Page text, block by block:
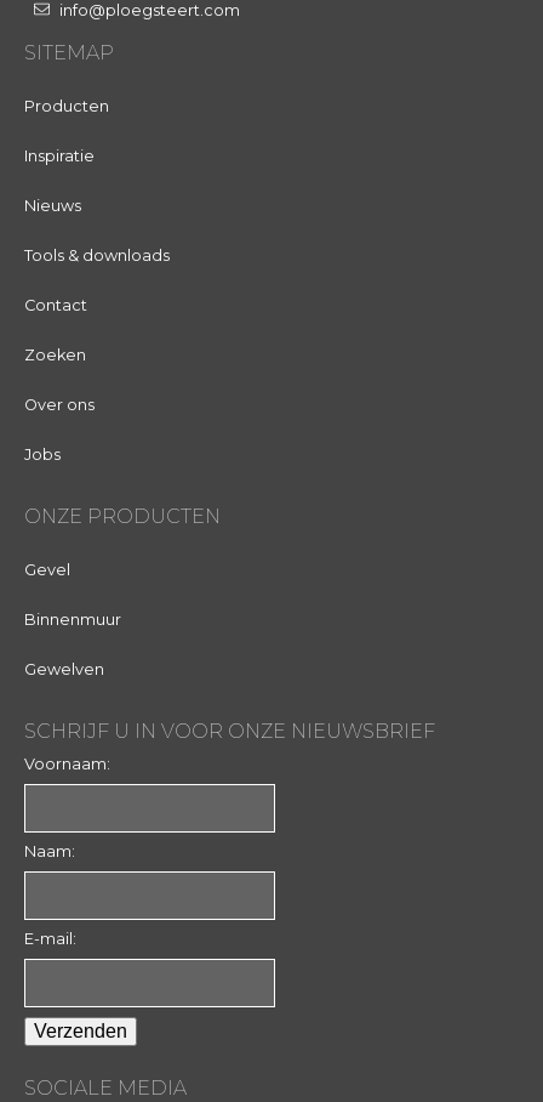
info@ploegsteert.com
SITEMAP
Producten
Inspiratie
Nieuws
Tools & downloads
Contact
Zoeken
Over ons
Jobs
ONZE PRODUCTEN
Gevel
Binnenmuur
Gewelven
SCHRIJF U IN VOOR ONZE NIEUWSBRIEF
Voornaam:
Naam:
E-mail:
SOCIALE MEDIA